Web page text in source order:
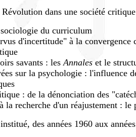
dans une société
du curriculum
d'incertitude" à la convergence
savants : lesAnnales et le
sur la psychologie : l'influence
: de la dénonciation des
la recherche d'un réajustement : le
des années 1960 aux